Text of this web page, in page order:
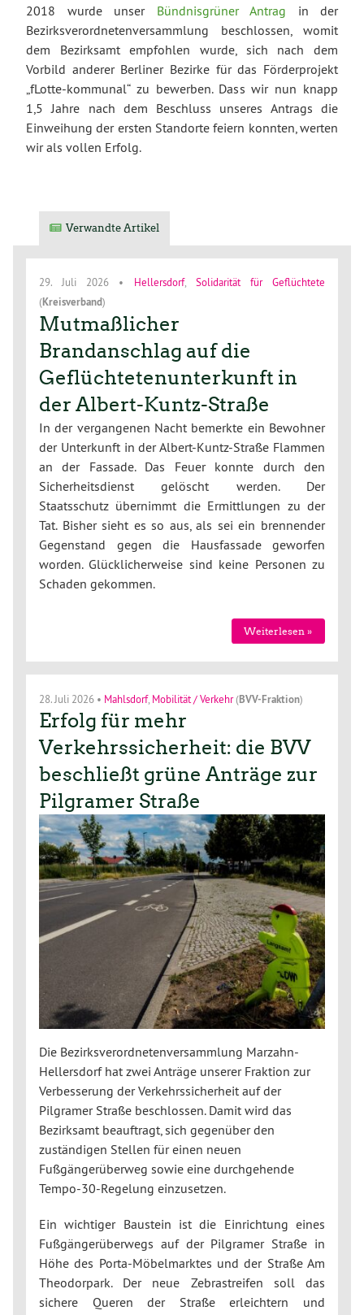
2018 wurde unser Bündnisgrüner Antrag in der
Bezirksverordnetenversammlung beschlossen, womit
dem Bezirksamt empfohlen wurde, sich nach dem
Vorbild anderer Berliner Bezirke für das Förderprojekt
„fLotte-kommunal“ zu bewerben. Dass wir nun knapp
1,5 Jahre nach dem Beschluss unseres Antrags die
Einweihung der ersten Standorte feiern konnten, werten
wir als vollen Erfolg.
Verwandte Artikel
29. Juli 2026 • Hellersdorf, Solidarität für Geflüchtete
(Kreisverband)
Mutmaßlicher
Brandanschlag auf die
Geflüchtetenunterkunft in
der Albert-Kuntz-Straße
In der vergangenen Nacht bemerkte ein Bewohner
der Unterkunft in der Albert-Kuntz-Straße Flammen
an der Fassade. Das Feuer konnte durch den
Sicherheitsdienst gelöscht werden. Der
Staatsschutz übernimmt die Ermittlungen zu der
Tat. Bisher sieht es so aus, als sei ein brennender
Gegenstand gegen die Hausfassade geworfen
worden. Glücklicherweise sind keine Personen zu
Schaden gekommen.
Weiterlesen »
28. Juli 2026 • Mahlsdorf, Mobilität / Verkehr(BVV-Fraktion)
Erfolg für mehr
Verkehrssicherheit: die BVV
beschließt grüne Anträge zur
Pilgramer Straße
Die Bezirksverordnetenversammlung Marzahn-
Hellersdorf hat zwei Anträge unserer Fraktion zur
Verbesserung der Verkehrssicherheit auf der
Pilgramer Straße beschlossen. Damit wird das
Bezirksamt beauftragt, sich gegenüber den
zuständigen Stellen für einen neuen
Fußgängerüberweg sowie eine durchgehende
Tempo-30-Regelung einzusetzen.
Ein wichtiger Baustein ist die Einrichtung eines
Fußgängerüberwegs auf der Pilgramer Straße in
Höhe des Porta-Möbelmarktes und der Straße Am
Theodorpark. Der neue Zebrastreifen soll das
sichere Queren der Straße erleichtern und